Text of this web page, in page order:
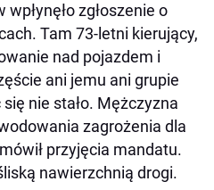
zgłoszenie o
Tam 73-letni kierujący,
nad pojazdem i
ani jemu ani grupie
nie stało. Mężczyzna
zagrożenia dla
przyjęcia mandatu.
nawierzchnią drogi.